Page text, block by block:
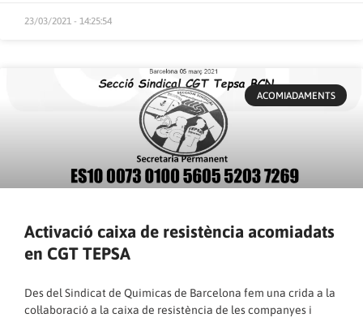
23/03/2021 - 14:25:54
ACOMIADAMENTS
Activació caixa de resistència acomiadats
en CGT TEPSA
Des del Sindicat de Quimicas de Barcelona fem una crida a la
col·laboració a la caixa de resistència de les companyes i